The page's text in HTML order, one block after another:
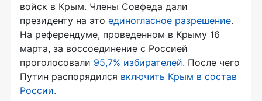
войск в Крым. Члены Совфеда дали
президенту на это единогласное разрешение.
На референдуме, проведенном в Крыму 16
марта, за воссоединение с Россией
проголосовали 95,7% избирателей. После чего
Путин распорядился включить Крым в состав
России.